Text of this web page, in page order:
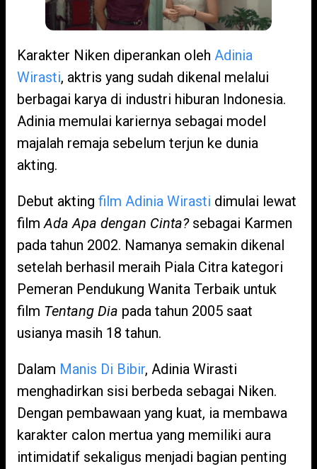
Karakter Niken diperankan oleh Adinia
Wirasti, aktris yang sudah dikenal melalui
berbagai karya di industri hiburan Indonesia.
Adinia memulai kariernya sebagai model
majalah remaja sebelum terjun ke dunia
akting.
Debut akting film Adinia Wirasti dimulai lewat
filmAda Apa dengan Cinta?sebagai Karmen
pada tahun 2002. Namanya semakin dikenal
setelah berhasil meraih Piala Citra kategori
Pemeran Pendukung Wanita Terbaik untuk
film Tentang Dia pada tahun 2005 saat
usianya masih 18 tahun.
Dalam Manis Di Bibir, Adinia Wirasti
menghadirkan sisi berbeda sebagai Niken.
Dengan pembawaan yang kuat, ia membawa
karakter calon mertua yang memiliki aura
intimidatif sekaligus menjadi bagian penting